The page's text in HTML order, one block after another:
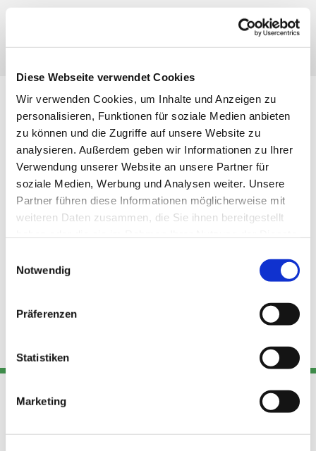
Diese Webseite verwendet Cookies
Wir verwenden Cookies, um Inhalte und Anzeigen zu
personalisieren, Funktionen für soziale Medien anbieten
zu können und die Zugriffe auf unsere Website zu
analysieren. Außerdem geben wir Informationen zu Ihrer
Verwendung unserer Website an unsere Partner für
soziale Medien, Werbung und Analysen weiter. Unsere
Partner führen diese Informationen möglicherweise mit
weiteren Daten zusammen, die Sie ihnen bereitgestellt
Notwendig
Präferenzen
Statistiken
Marketing
Heilig Kreuz, Kirche, Malchower Weg 22-24,
Adresse
Kont
Links